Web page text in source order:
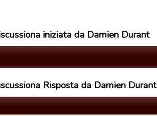
iniziata da Damien Durant
Risposta da Damien Durant